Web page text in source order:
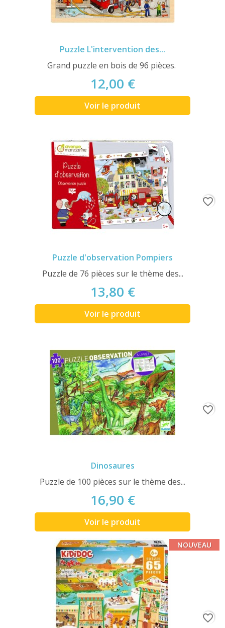
Puzzle L'intervention des...
Grand puzzle en bois de 96 pièces.
12,00 €
Voir le produit
Puzzle d'observation Pompiers
Puzzle de 76 pièces sur le thème des...
13,80 €
Voir le produit
favorite_border
Dinosaures
Puzzle de 100 pièces sur le thème des...
16,90 €
Voir le produit
favorite_border
NOUVEAU
favorite_border